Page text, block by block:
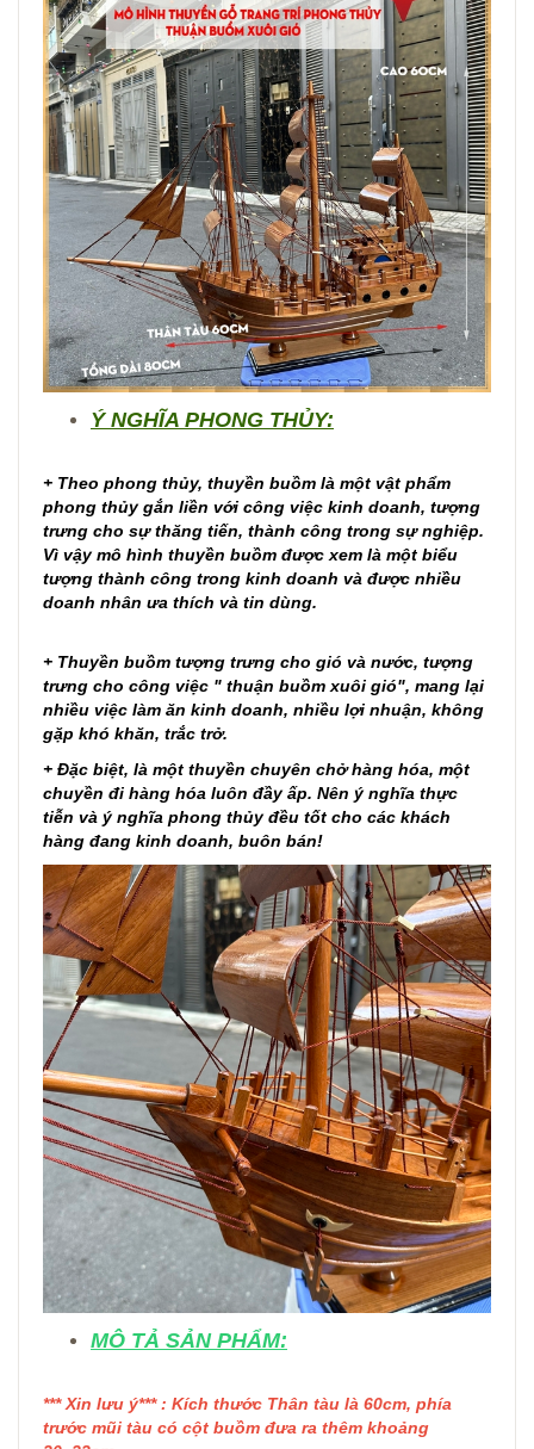
Ý NGHĨA PHONG THỦY:
+ Theo phong thủy, thuyền buồm là một vật phẩm
phong thủy gắn liền với công việc kinh doanh, tượng
trưng cho sự thăng tiến, thành công trong sự nghiệp.
Vì vậy mô hình thuyền buồm được xem là một biểu
tượng thành công trong kinh doanh và được nhiều
doanh nhân ưa thích và tin dùng.
+ Thuyền buồm tượng trưng cho gió và nước, tượng
trưng cho công việc " thuận buồm xuôi gió", mang lại
nhiều việc làm ăn kinh doanh, nhiều lợi nhuận, không
gặp khó khăn, trắc trở.
+ Đặc biệt, là một thuyền chuyên chở hàng hóa, một
chuyền đi hàng hóa luôn đầy ấp. Nên ý nghĩa thực
tiễn và ý nghĩa phong thủy đều tốt cho các khách
hàng đang kinh doanh, buôn bán!
MÔ TẢ SẢN PHẨM:
*** Xin lưu ý*** : Kích thước Thân tàu là 60cm, phía
trước mũi tàu có cột buồm đưa ra thêm khoảng